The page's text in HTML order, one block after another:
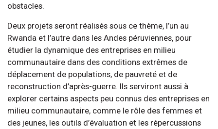
obstacles.
Deux projets seront réalisés sous ce thème, l’un au
Rwanda et l’autre dans les Andes péruviennes, pour
étudier la dynamique des entreprises en milieu
communautaire dans des conditions extrêmes de
déplacement de populations, de pauvreté et de
reconstruction d’après-guerre. Ils serviront aussi à
explorer certains aspects peu connus des entreprises en
milieu communautaire, comme le rôle des femmes et
des jeunes, les outils d’évaluation et les répercussions